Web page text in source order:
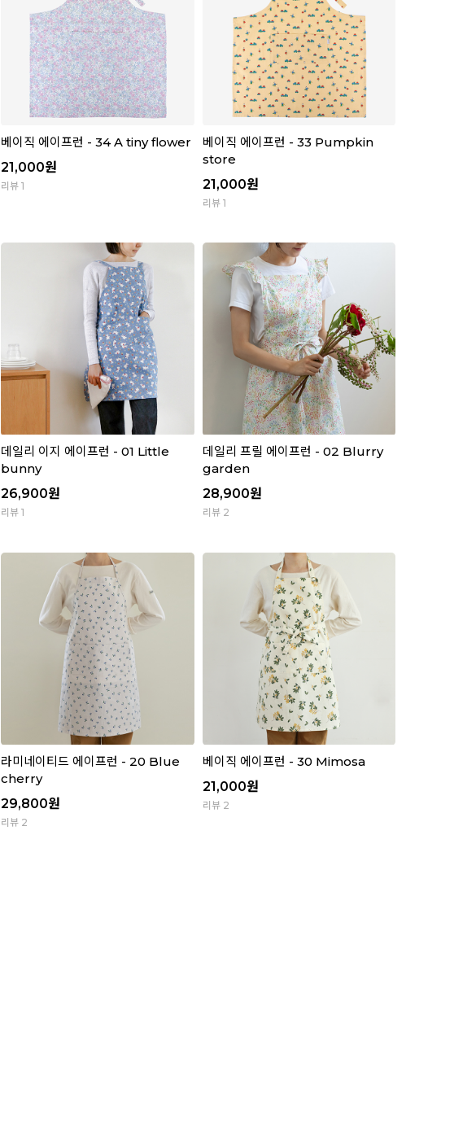
베이직 에이프런 - 34 A tiny flower
21,000원
리뷰 1
베이직 에이프런 - 33 Pumpkin
store
21,000원
리뷰 1
데일리 이지 에이프런 - 01 Little
bunny
26,900원
리뷰 1
데일리 프릴 에이프런 - 02 Blurry
garden
28,900원
리뷰 2
라미네이티드 에이프런 - 20 Blue
cherry
29,800원
리뷰 2
베이직 에이프런 - 30 Mimosa
21,000원
리뷰 2